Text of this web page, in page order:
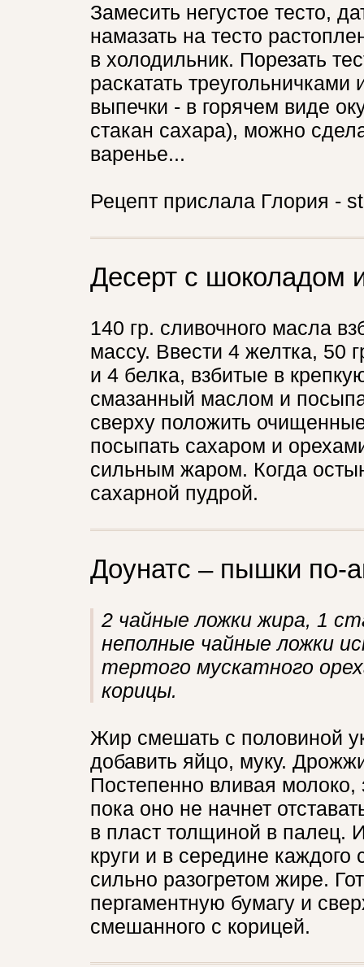
Замесить негустое тесто,
намазать на тесто
в холодильник. Порезать
раскатать
выпечки - в горячем виде
стакан сахара), можно
варенье...
Рецепт прислала Глория -
Десерт с шоколадом
140 гр. сливочного масла
массу. Ввести 4 желтка, 50
и 4 белка, взбитые в
смазанный маслом и
сверху положить
посыпать сахаром и
сильным жаром. Когда
сахарной пудрой.
Доунатс – пышки по-
2 чайные ложки жира, 1
неполные чайные ложки
тертого мускатного
корицы.
Жир смешать с половиной
добавить яйцо, муку.
Постепенно вливая молоко,
пока оно не начнет
в пласт толщиной в палец.
круги и в середине каждого
сильно разогретом жире.
пергаментную бумагу и
смешанного с корицей.